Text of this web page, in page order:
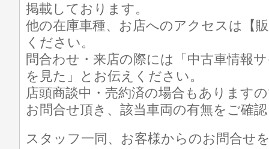
掲載しております。
他の在庫車種、お店へのアクセスは【
ください。
問合わせ・来店の際には「中古車情報
を見た」とお伝えください。
店頭商談中・売約済の場合もあります
お問合せ頂き、該当車両の有無をご確
スタッフ一同、お客様からのお問合せ